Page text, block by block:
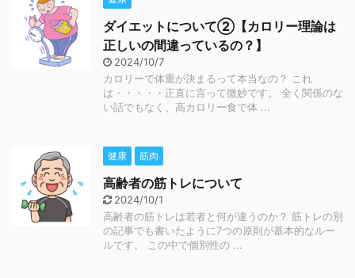
ダイエットについて②【カロリー理論は
正しいの間違っているの？】
2024/10/7
カロリーで体重が決まるって本当なの？ これ
は・・・・・正直に言って微妙です。 全く関係のな
い話でもなく、高カロリー食で体 ...
健康 筋肉
高齢者の筋トレについて
2024/10/1
高齢者の筋トレは若者と何が違うのか？ 筋トレの別
の記事でも書いたように7つの原則が基本的なルー
ルです。 この中で個別性の ...